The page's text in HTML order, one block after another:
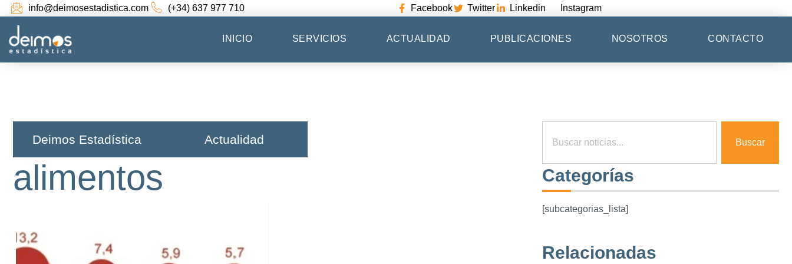
info@deimosestadistica.com (+34) 637 977 710 Facebook Twitter Linkedin Instagram
INICIO SERVICIOS ACTUALIDAD PUBLICACIONES NOSOTROS CONTACTO
Buscar
Categorías
[subcategorias_lista]
Relacionadas
Deimos Estadística​ Actualidad
alimentos